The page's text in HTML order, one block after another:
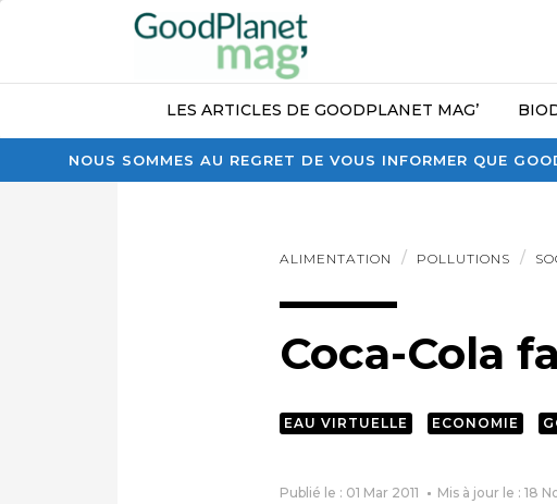
NOUS SOMMES AU REGRET DE VOUS INFORMER QUE
LES ARTICLES DE GOODPLANET MAG’
ALIMENTATION POLLUTIONS
Coca-Cola
EAU VIRTUELLE ECONOMIE
Publié le : 01 Mar 2011 Mis à jour le : 18